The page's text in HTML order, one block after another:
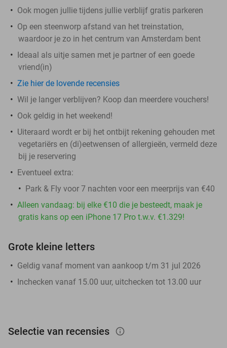
Ook mogen jullie tijdens jullie verblijf gratis parkeren
Op een steenworp afstand van het treinstation,
waardoor je zo in het centrum van Amsterdam bent
Ideaal als uitje samen met je partner of een goede
vriend(in)
Zie hier de lovende recensies
Wil je langer verblijven? Koop dan meerdere vouchers!
Ook geldig in het weekend!
Uiteraard wordt er bij het ontbijt rekening gehouden met
vegetariërs en (di)eetwensen of allergieën, vermeld deze
bij je reservering
Eventueel extra:
Park & Fly voor 7 nachten voor een meerprijs van €40
Alleen vandaag: bij elke €10 die je besteedt, maak je
gratis kans op een iPhone 17 Pro t.w.v. €1.329!
Grote kleine letters
Geldig vanaf moment van aankoop t/m 31 jul 2026
Inchecken vanaf 15.00 uur, uitchecken tot 13.00 uur
Selectie van recensies info_outlined